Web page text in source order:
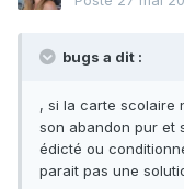
bugs a dit :
, si la carte scolaire
son abandon pur et
édicté ou
parait pas une